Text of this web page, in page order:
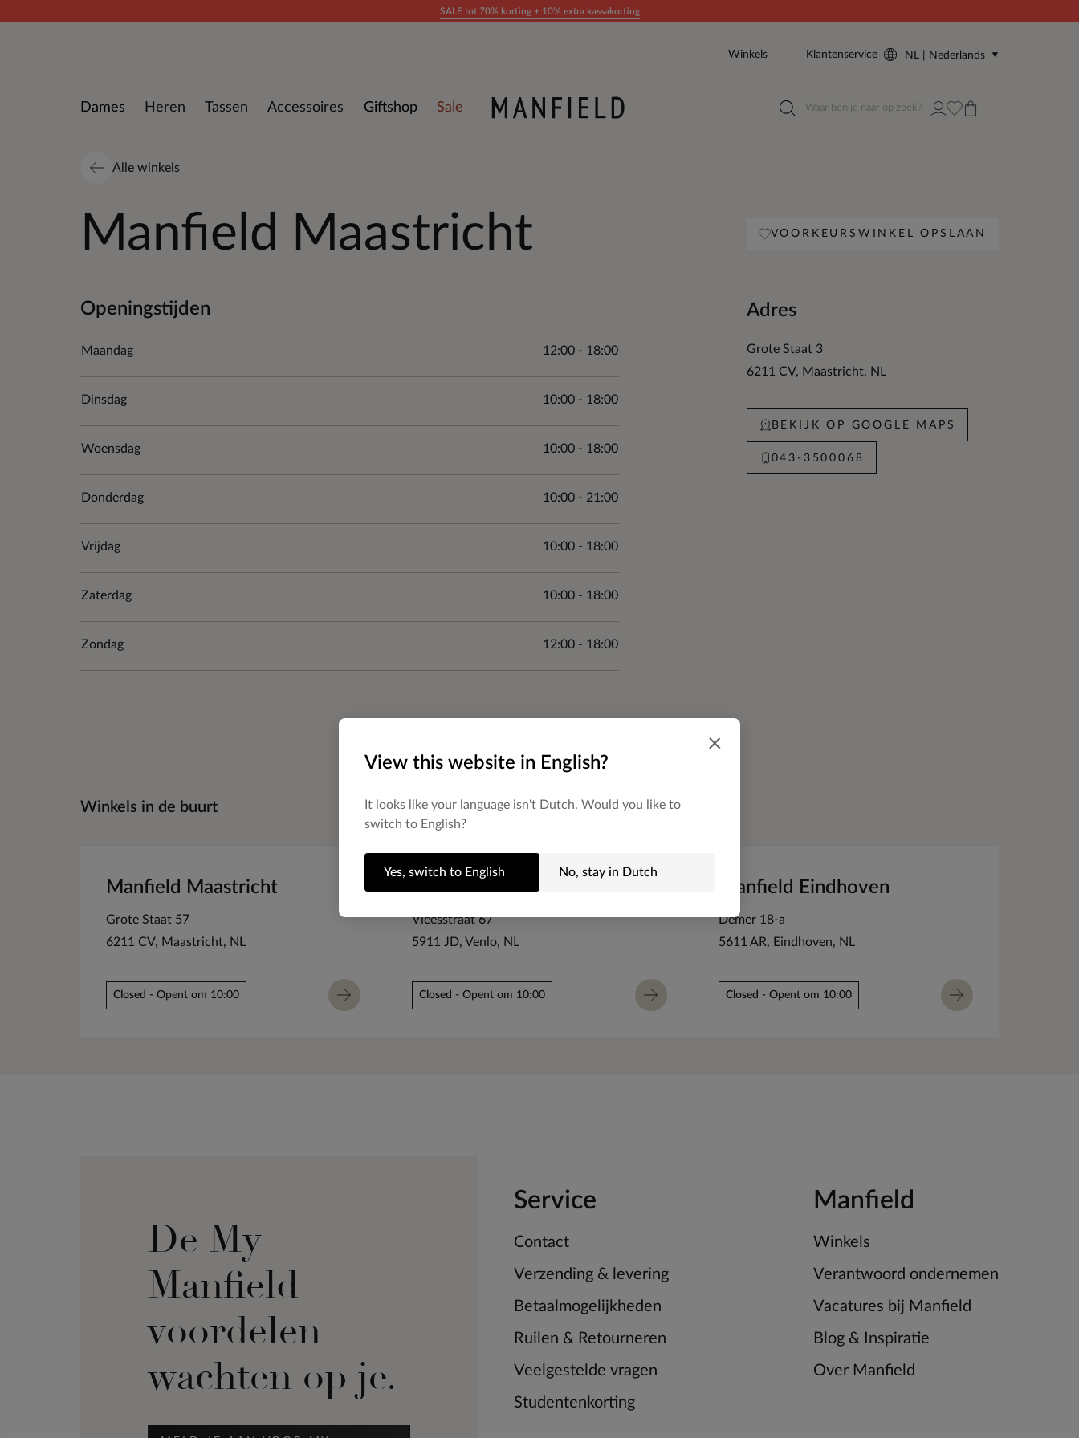
SALE tot 70% korting + 10% extra kassakorting
Dames Heren Tassen Accessoires Giftshop Sale
Winkels Klantenservice NL | Nederlands
Alle winkels
Manfield Maastricht VOORKEURSWINKEL OPSLAAN
Openingstijden
Maandag 12:00 - 18:00
Dinsdag 10:00 - 18:00
Woensdag 10:00 - 18:00
Donderdag 10:00 - 21:00
Vrijdag 10:00 - 18:00
Zaterdag 10:00 - 18:00
Zondag 12:00 - 18:00
Adres
Grote Staat 3
6211 CV
Maastricht NL
BEKIJK OP GOOGLE MAPS
043-3500068
Winkels in de buurt
Manfield Maastricht
Grote Staat 57
6211 CV
Maastricht NL
Closed - Opent om 10:00
Manfield Venlo
Vleesstraat 67
5911 JD Venlo NL
Closed - Opent om 10:00
Manfield Eindhoven
Demer 18-a
5611 AR
Eindhoven NL
Closed - Opent om 10:00
De My
Manfield
voordelen
wachten op je.
Service
Contact
Verzending & levering
Betaalmogelijkheden
Ruilen & Retourneren
Veelgestelde vragen
Studentenkorting
Manfield
Winkels
Verantwoord ondernemen
Vacatures bij Manfield
Blog & Inspiratie
Over Manfield
×
View this website in English?
It looks like your language isn't Dutch. Would you like to
switch to English?
Yes, switch to English No, stay in Dutch